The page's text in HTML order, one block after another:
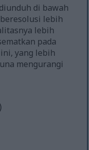
di bawah
lebih
lebih
pada
yang lebih
mengurangi